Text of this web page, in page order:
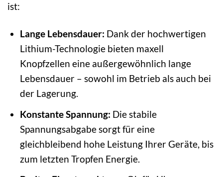
ist:
Lange Lebensdauer: Dank der hochwertigen
Lithium-Technologie bieten maxell
Knopfzellen eine außergewöhnlich lange
Lebensdauer – sowohl im Betrieb als auch bei
der Lagerung.
Konstante Spannung: Die stabile
Spannungsabgabe sorgt für eine
gleichbleibend hohe Leistung Ihrer Geräte, bis
zum letzten Tropfen Energie.